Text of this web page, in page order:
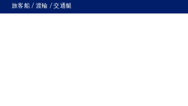
旅客船 / 渡輪 / 交通艇